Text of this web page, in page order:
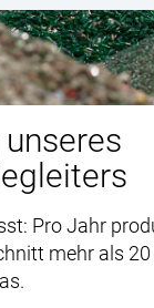
Pro Jahr
mehr als